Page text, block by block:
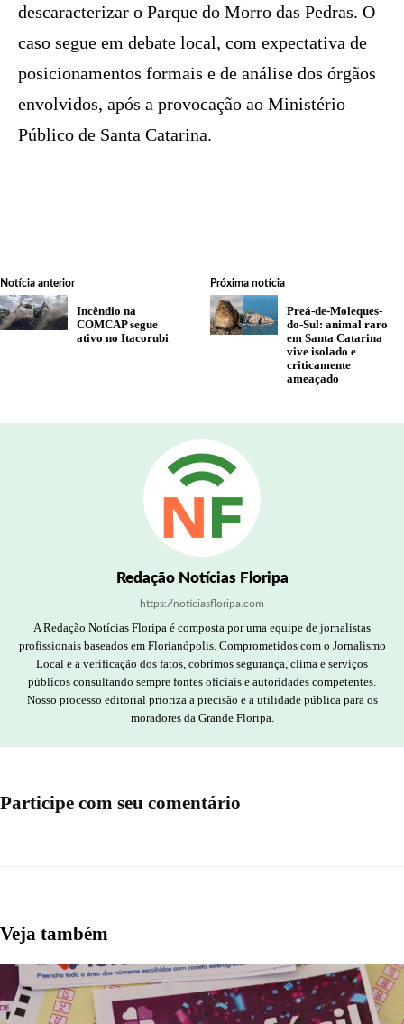
descaracterizar o Parque do Morro das Pedras. O
caso segue em debate local, com expectativa de
posicionamentos formais e de análise dos órgãos
envolvidos, após a provocação ao Ministério
Público de Santa Catarina.
Notícia anterior
Incêndio na
COMCAP segue
ativo no Itacorubi
Próxima notícia
Preá-de-Moleques-
do-Sul: animal raro
em Santa Catarina
vive isolado e
criticamente
ameaçado
Redação Notícias Floripa
https://noticiasfloripa.com
A Redação Notícias Floripa é composta por uma equipe de jornalistas
profissionais baseados em Florianópolis. Comprometidos com o Jornalismo
Local e a verificação dos fatos, cobrimos segurança, clima e serviços
públicos consultando sempre fontes oficiais e autoridades competentes.
Nosso processo editorial prioriza a precisão e a utilidade pública para os
moradores da Grande Floripa.
Participe com seu comentário
Veja também